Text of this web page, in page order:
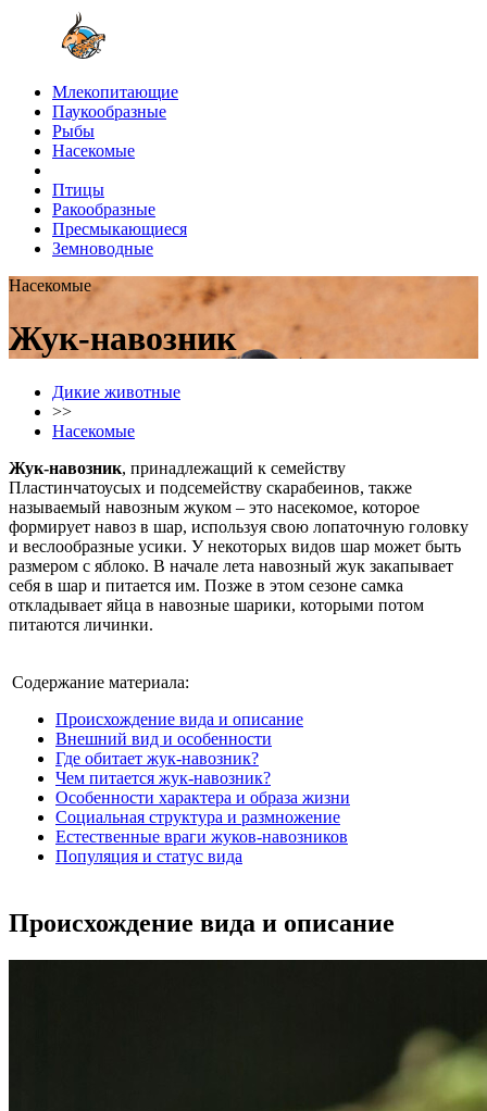
Млекопитающие
Паукообразные
Рыбы
Насекомые
Птицы
Ракообразные
Пресмыкающиеся
Земноводные
Насекомые
Жук-навозник
Дикие животные
>>
Насекомые
Жук-навозник, принадлежащий к семейству
Пластинчатоусых и подсемейству скарабеинов, также
называемый навозным жуком – это насекомое, которое
формирует навоз в шар, используя свою лопаточную головку
и веслообразные усики. У некоторых видов шар может быть
размером с яблоко. В начале лета навозный жук закапывает
себя в шар и питается им. Позже в этом сезоне самка
откладывает яйца в навозные шарики, которыми потом
питаются личинки.
Содержание материала:
Происхождение вида и описание
Внешний вид и особенности
Где обитает жук-навозник?
Чем питается жук-навозник?
Особенности характера и образа жизни
Социальная структура и размножение
Естественные враги жуков-навозников
Популяция и статус вида
Происхождение вида и описание